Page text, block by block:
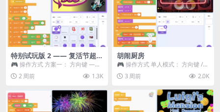
特别试玩版 2 —— 复活节超级
卡丁车赛
🎮 操作方式 方案一： 方向键 ——
移动 Z —— 跳跃 / 漂移 方案二： ...
2 周前 1.3K
胡闹厨房
🎮 操作方式 单人模式： 方向键 /
WASD —— 移动 Z / K —— 抓...
3 周前 2.0K